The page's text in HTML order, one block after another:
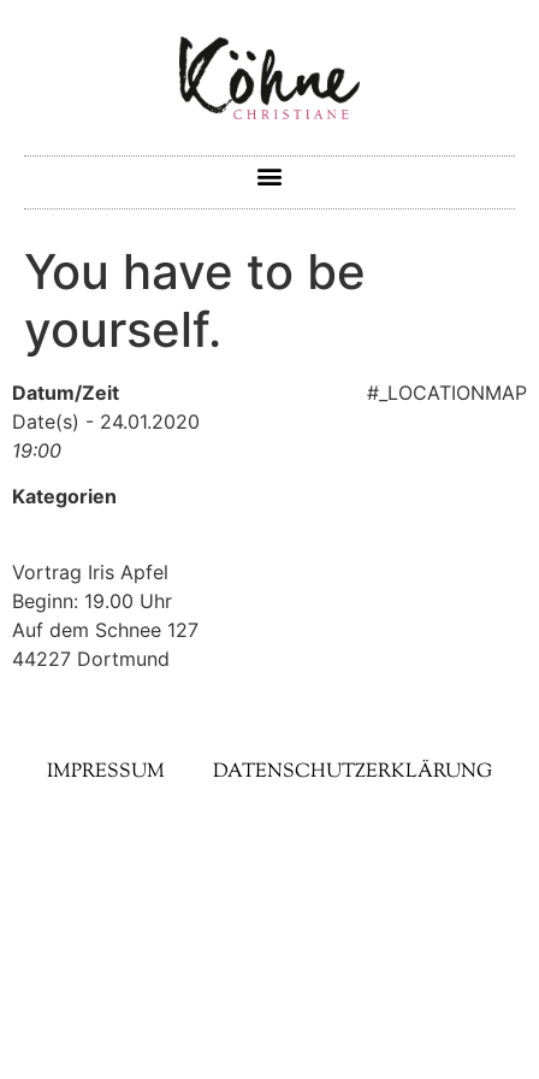
You have to be
yourself.
#_LOCATIONMAP
Datum/Zeit
Date(s) - 24.01.2020
19:00
Kategorien
Vortrag Iris Apfel
Beginn: 19.00 Uhr
Auf dem Schnee 127
44227 Dortmund
IMPRESSUM DATENSCHUTZERKLÄRUNG